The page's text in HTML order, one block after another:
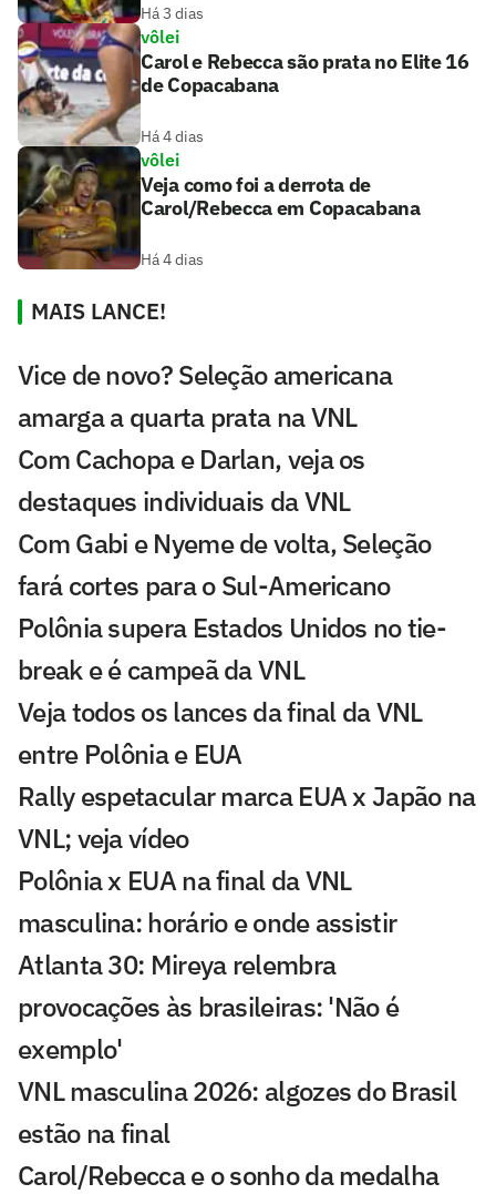
Há 3 dias
vôlei
Carol e Rebecca são prata no Elite 16
de Copacabana
Há 4 dias
vôlei
Veja como foi a derrota de
Carol/Rebecca em Copacabana
Há 4 dias
MAIS LANCE!
Vice de novo? Seleção americana
amarga a quarta prata na VNL
Com Cachopa e Darlan, veja os
destaques individuais da VNL
Com Gabi e Nyeme de volta, Seleção
fará cortes para o Sul-Americano
Polônia supera Estados Unidos no tie-
break e é campeã da VNL
Veja todos os lances da final da VNL
entre Polônia e EUA
Rally espetacular marca EUA x Japão na
VNL; veja vídeo
Polônia x EUA na final da VNL
masculina: horário e onde assistir
Atlanta 30: Mireya relembra
provocações às brasileiras: 'Não é
exemplo'
VNL masculina 2026: algozes do Brasil
estão na final
Carol/Rebecca e o sonho da medalha